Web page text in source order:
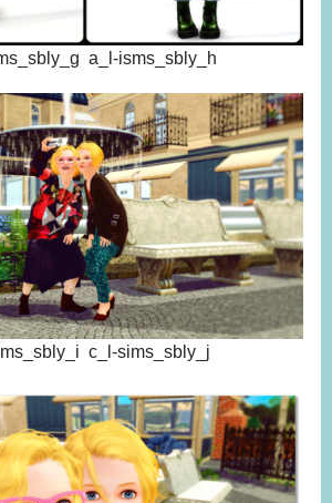
a_l-isms_sbly_h
c_l-sims_sbly_j